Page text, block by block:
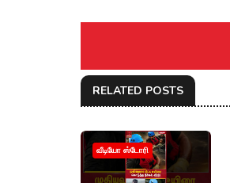
RELATED POSTS
வீடியோ ஸ்டோரி